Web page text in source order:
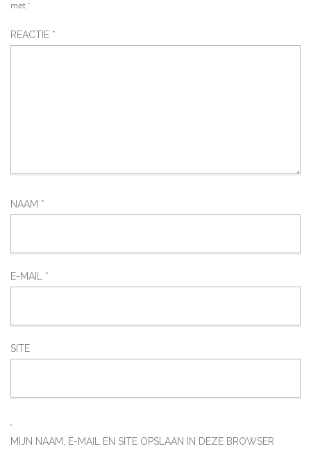
met *
REACTIE *
NAAM *
E-MAIL *
SITE
MIJN NAAM, E-MAIL EN SITE OPSLAAN IN DEZE BROWSER